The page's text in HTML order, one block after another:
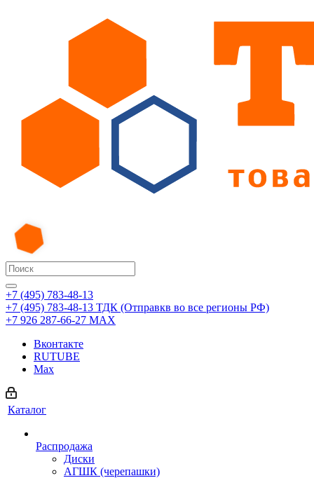
+7 (495) 783-48-13
+7 (495) 783-48-13 ТДК (Отправкв во все регионы РФ)
+7 926 287-66-27 МАХ
Вконтакте
RUTUBE
Max
Каталог
Распродажа
Диски
АГШК (черепашки)